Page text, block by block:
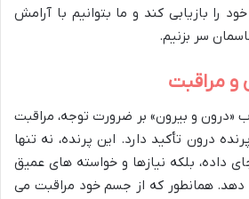
را بازیابی کند و ما بتوانیم با آرامش
سر بزنیم.
مراقبت
«درون و بیرون» بر ضرورت توجه، مراقبت
درون تأکید دارد. این پرنده، نه تنها
داده، بلکه نیازها و خواسته های عمیق
دهد. همانطور که از جسم خود مراقبت می